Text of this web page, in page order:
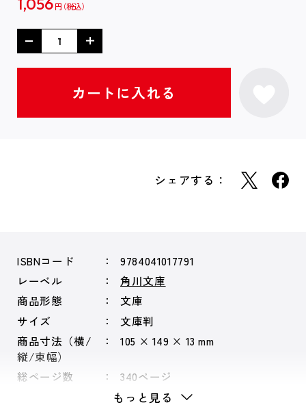
1,056 円
シェアする：
ISBNコード
9784041017791
レーベル
角川文庫
商品形態
文庫
サイズ
文庫判
商品寸法（横/
縦/束幅）
105 × 149 × 13 mm
総ページ数 340ページ
もっと見る